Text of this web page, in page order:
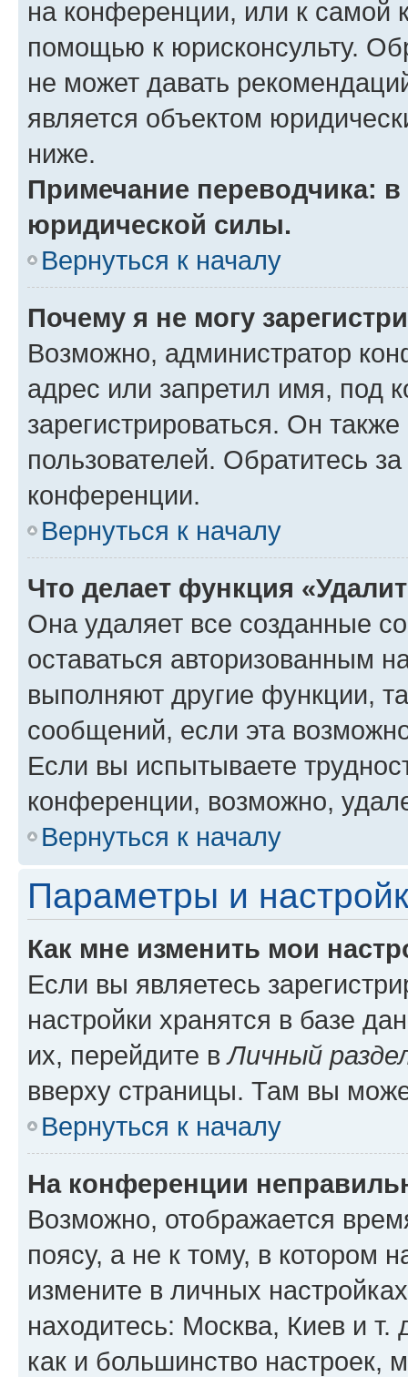
на конференции, или к самой
помощью к юрисконсульту.
не может давать
является объектом
ниже.
Примечание переводчика:
юридической силы.
Вернуться к началу
Почему я не могу
Возможно, администратор
адрес или запретил имя, под
зарегистрироваться. Он
пользователей. Обратитесь
конференции.
Вернуться к началу
Что делает функция
Она удаляет все созданные
оставаться авторизованным
выполняют другие функции,
сообщений, если эта
Если вы испытываете
конференции, возможно,
Вернуться к началу
Параметры и
Как мне изменить мои
Если вы являетесь
настройки хранятся в базе
их, перейдите вЛичный
вверху страницы. Там вы
Вернуться к началу
На конференции
Возможно, отображается
поясу, а не к тому, в котором
измените в личных
находитесь: Москва, Киев и т.
как и большинство настроек,